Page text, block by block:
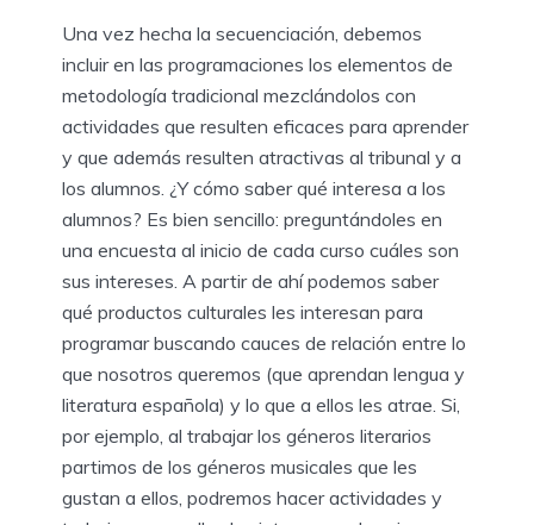
Una vez hecha la secuenciación, debemos
incluir en las programaciones los elementos de
metodología tradicional mezclándolos con
actividades que resulten eficaces para aprender
y que además resulten atractivas al tribunal y a
los alumnos. ¿Y cómo saber qué interesa a los
alumnos? Es bien sencillo: preguntándoles en
una encuesta al inicio de cada curso cuáles son
sus intereses. A partir de ahí podemos saber
qué productos culturales les interesan para
programar buscando cauces de relación entre lo
que nosotros queremos (que aprendan lengua y
literatura española) y lo que a ellos les atrae. Si,
por ejemplo, al trabajar los géneros literarios
partimos de los géneros musicales que les
gustan a ellos, podremos hacer actividades y